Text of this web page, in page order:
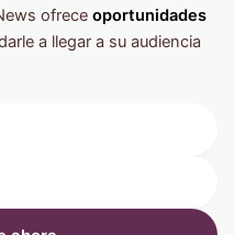
ofrece oportunidades
a llegar a su audiencia